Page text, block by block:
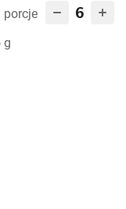
porcje 6
g